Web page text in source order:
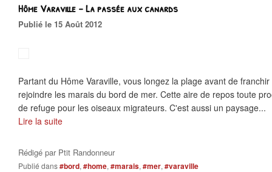
Hôme Varaville - La passée aux canards
Publié le 15 Août 2012
Partant du Hôme Varaville, vous longez la plage avant de
rejoindre les marais du bord de mer. Cette aire de repos toute
de refuge pour les oiseaux migrateurs. C'est aussi un paysage...
Lire la suite
Rédigé par Ptit Randonneur
Publié dans#bord, #home, #marais, #mer, #varaville